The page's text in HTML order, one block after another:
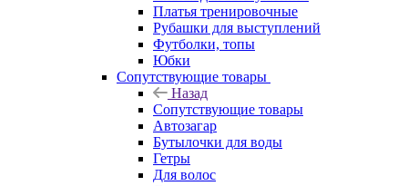
Платья тренировочные
Рубашки для выступлений
Футболки, топы
Юбки
Сопутствующие товары
Назад
Сопутствующие товары
Автозагар
Бутылочки для воды
Гетры
Для волос